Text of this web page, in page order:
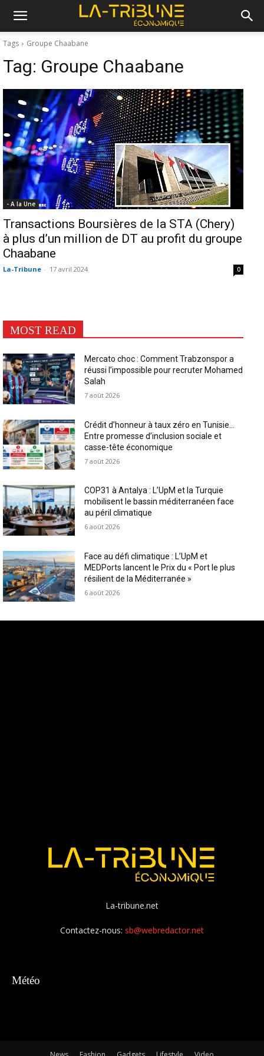
Tags Groupe Chaabane
Tag: Groupe Chaabane
- A la Une
Transactions Boursières de la STA (Chery)
à plus d’un million de DT au profit du groupe
Chaabane
La-Tribune - 17 avril 2024 0
MOST READ
Mercato choc : Comment Trabzonspor a
réussi l’impossible pour recruter Mohamed
Salah
7 août 2026
Crédit d’honneur à taux zéro en Tunisie…
Entre promesse d’inclusion sociale et
casse-tête économique
7 août 2026
COP31 à Antalya : L’UpM et la Turquie
mobilisent le bassin méditerranéen face
au péril climatique
6 août 2026
Face au défi climatique : L’UpM et
MEDPorts lancent le Prix du « Port le plus
résilient de la Méditerranée »
6 août 2026
La-tribune.net
Contactez-nous: sb@webredactor.net
Météo